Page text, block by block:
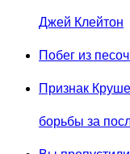
Джей Клейтон
Побег из
Признак
борьбы за